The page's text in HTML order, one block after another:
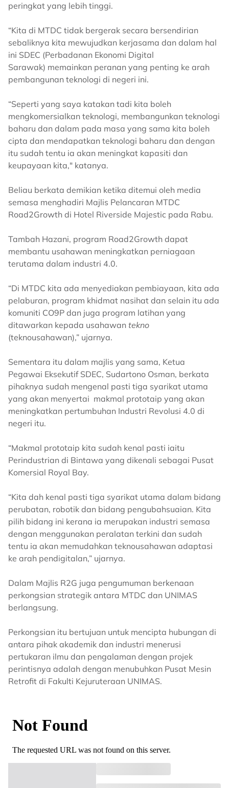
peringkat yang lebih tinggi.
“Kita di MTDC tidak bergerak secara bersendirian
sebaliknya kita mewujudkan kerjasama dan dalam hal
ini SDEC (Perbadanan Ekonomi Digital
Sarawak) memainkan peranan yang penting ke arah
pembangunan teknologi di negeri ini.
“Seperti yang saya katakan tadi kita boleh
mengkomersialkan teknologi, membangunkan teknologi
baharu dan dalam pada masa yang sama kita boleh
cipta dan mendapatkan teknologi baharu dan dengan
itu sudah tentu ia akan meningkat kapasiti dan
keupayaan kita," katanya.
Beliau berkata demikian ketika ditemui oleh media
semasa menghadiri Majlis Pelancaran MTDC
Road2Growth di Hotel Riverside Majestic pada Rabu.
Tambah Hazani, program Road2Growth dapat
membantu usahawan meningkatkan perniagaan
terutama dalam industri 4.0.
“Di MTDC kita ada menyediakan pembiayaan, kita ada
pelaburan, program khidmat nasihat dan selain itu ada
komuniti CO9P dan juga program latihan yang
ditawarkan kepada usahawan tekno
(teknousahawan),” ujarnya.
Sementara itu dalam majlis yang sama, Ketua
Pegawai Eksekutif SDEC, Sudartono Osman, berkata
pihaknya sudah mengenal pasti tiga syarikat utama
yang akan menyertai makmal prototaip yang akan
meningkatkan pertumbuhan Industri Revolusi 4.0 di
negeri itu.
“Makmal prototaip kita sudah kenal pasti iaitu
Perindustrian di Bintawa yang dikenali sebagai Pusat
Komersial Royal Bay.
“Kita dah kenal pasti tiga syarikat utama dalam bidang
perubatan, robotik dan bidang pengubahsuaian. Kita
pilih bidang ini kerana ia merupakan industri semasa
dengan menggunakan peralatan terkini dan sudah
tentu ia akan memudahkan teknousahawan adaptasi
ke arah pendigitalan,” ujarnya.
Dalam Majlis R2G juga pengumuman berkenaan
perkongsian strategik antara MTDC dan UNIMAS
berlangsung.
Perkongsian itu bertujuan untuk mencipta hubungan di
antara pihak akademik dan industri menerusi
pertukaran ilmu dan pengalaman dengan projek
perintisnya adalah dengan menubuhkan Pusat Mesin
Retrofit di Fakulti Kejuruteraan UNIMAS.